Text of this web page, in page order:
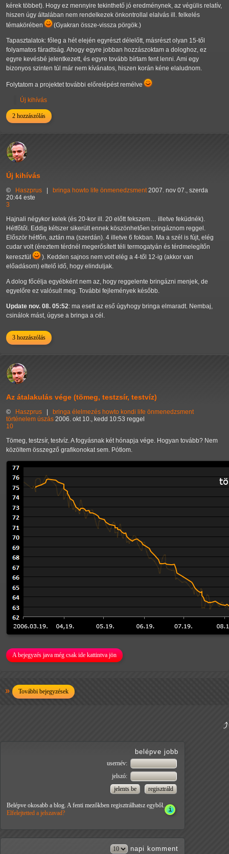
kérek többet). Hogy ez mennyire tekinthető jó eredménynek, az végülis relatív,
hiszen úgy általában nem rendelkezek önkontrollal elalvás ill. felkelés
témakörében
(Gyakran össze-vissza pörgök.)
Tapasztalatok: főleg a hét elején egyrészt délelőtt, másrészt olyan 15-től
folyamatos fáradtság. Ahogy egyre jobban hozzászoktam a dologhoz, ez
egyre kevésbé jelentkezett, és egyre tovább bírtam fent lenni. Ami egy
bizonyos szinten túl már nem kívánatos, hiszen korán kéne elaludnom.
Folytatom a projektet további előrelépést remélve
Új kihívás
2 hozzászólás
Új kihívás
© Haszprus bringa howto life önmenedzsment 2007. nov 07., szerda
20:44 este
3
Hajnali négykor kelek (és 20-kor ill. 20 előtt fekszem… illetve feküdnék).
Hétfőtől. Eddig kétszer sikerült ennek köszönhetően bringáznom reggel.
Először hétfőn, aztán ma (szerdán). 4 illetve 6 fokban. Ma a szél is fújt, elég
cudar volt (éreztem térdnél megerősített téli termogatyán és térdmelegítőn
keresztül
). Kedden sajnos nem volt elég a 4-től 12-ig (akkor van
előadásom) eltelő idő, hogy elinduljak.
A dolog főcélja egyébként nem az, hogy reggelente bringázni menjek, de
egyelőre ez valósult meg. További fejlemények később.
Update nov. 08. 05:52: ma esett az eső úgyhogy bringa elmaradt. Nembaj,
csinálok mást, úgyse a bringa a cél.
3 hozzászólás
Az átalakulás vége (tömeg, testzsír, testvíz)
© Haszprus bringa élelmezés howto kondi life önmenedzsment
történelem úszás 2006. okt 10., kedd 10:53 reggel
10
Tömeg, testzsír, testvíz. A fogyásnak két hónapja vége. Hogyan tovább? Nem
közöltem összegző grafikonokat sem. Pótlom.
A bejegyzés java még csak ide kattintva jön
További bejegyzések
belépve jobb
usernév:
jelszó:
Belépve okosabb a blog. A fenti mezőkben regisztrálhatsz egyből.
Elfelejtetted a jelszavad?
napi komment